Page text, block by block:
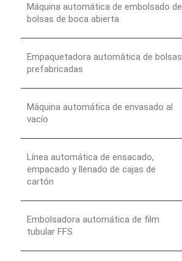
Máquina automática de embolsado de
bolsas de boca abierta
Empaquetadora automática de bolsas
prefabricadas
Máquina automática de envasado al
vacío
Línea automática de ensacado,
empacado y llenado de cajas de
cartón
Embolsadora automática de film
tubular FFS